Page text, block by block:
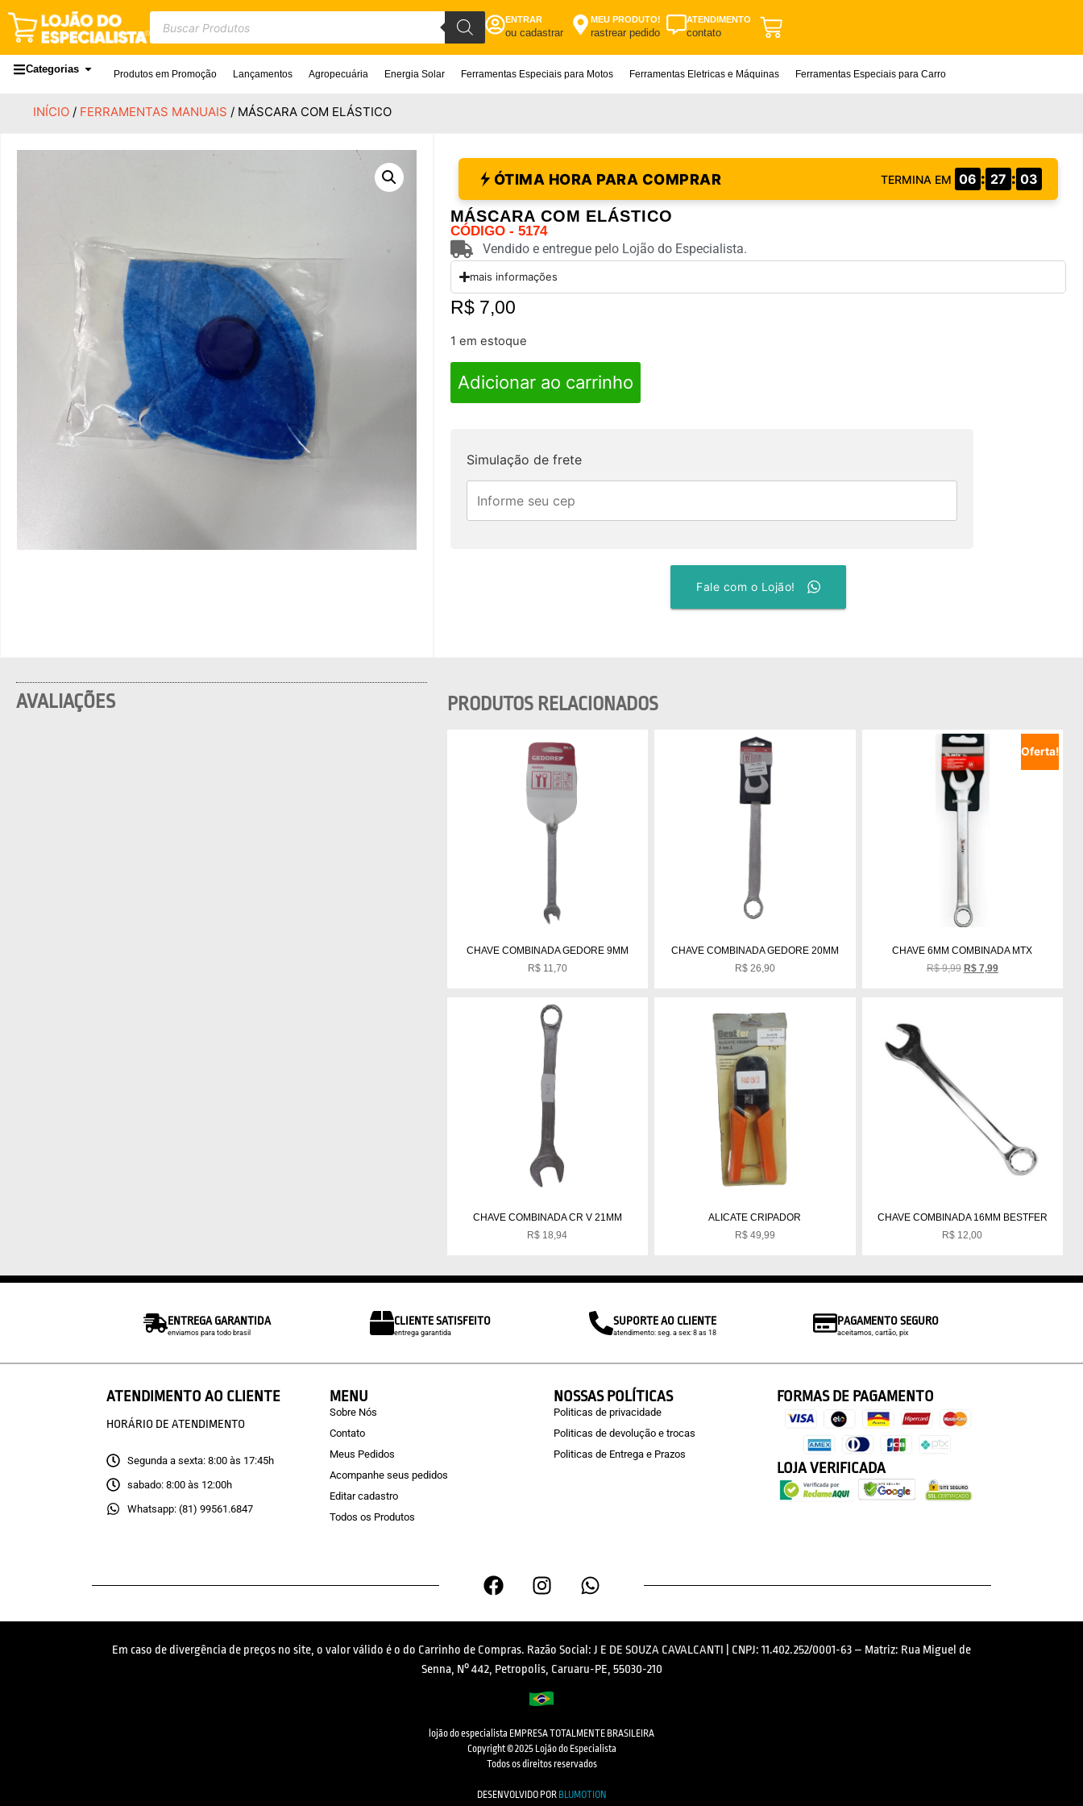
ENTRAR
ou cadastrar
MEU PRODUTO!
rastrear pedido
ATENDIMENTO
contato
Categorias Produtos em Promoção Lançamentos Agropecuária Energia Solar Ferramentas Especiais para Motos Ferramentas Eletricas e Máquinas Ferramentas Especiais para Carro
INÍCIO / FERRAMENTAS MANUAIS / MÁSCARA COM ELÁSTICO
ÓTIMA HORA PARA COMPRAR TERMINA EM 06 : 27 : 02
MÁSCARA COM ELÁSTICO
CÓDIGO - 5174
Vendido e entregue pelo Lojão do Especialista.
mais informações
R$7,00
1 em estoque
Adicionar ao carrinho
Simulação de frete
Fale com o Lojão!
AVALIAÇÕES PRODUTOS RELACIONADOS
CHAVE COMBINADA GEDORE 9MM
R$11,70
CHAVE COMBINADA GEDORE 20MM
R$26,90
Oferta!
CHAVE 6MM COMBINADA MTX
R$9,99 R$7,99
CHAVE COMBINADA CR V 21MM
R$ 18,94
ALICATE CRIPADOR
R$49,99
CHAVE COMBINADA 16MM BESTFER
R$ 12,00
ENTREGA GARANTIDA
enviamos para todo brasil
CLIENTE SATISFEITO
entrega garantida
SUPORTE AO CLIENTE
atendimento: seg. a sex: 8 as 18
PAGAMENTO SEGURO
aceitamos, cartão, pix
ATENDIMENTO AO CLIENTE
HORÁRIO DE ATENDIMENTO
Segunda a sexta: 8:00 às 17:45h
sabado: 8:00 às 12:00h
Whatsapp: (81) 99561.6847
MENU
Sobre Nós
Contato
Meus Pedidos
Acompanhe seus pedidos
Editar cadastro
Todos os Produtos
NOSSAS POLÍTICAS
Politicas de privacidade
Politicas de devolução e trocas
Politicas de Entrega e Prazos
FORMAS DE PAGAMENTO
LOJA VERIFICADA
Em caso de divergência de preços no site, o valor válido é o do Carrinho de Compras. Razão Social: J E DE SOUZA CAVALCANTI | CNPJ: 11.402.252/0001-63 – Matriz: Rua Miguel de
Senna, N° 442, Petropolis, Caruaru-PE, 55030-210
lojão do especialista EMPRESA TOTALMENTE BRASILEIRA
Copyright © 2025 Lojão do Especialista
Todos os direitos reservados
DESENVOLVIDO POR BLUMOTION